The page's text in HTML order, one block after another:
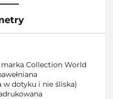
Collection World
w dotyku i nie śliska)